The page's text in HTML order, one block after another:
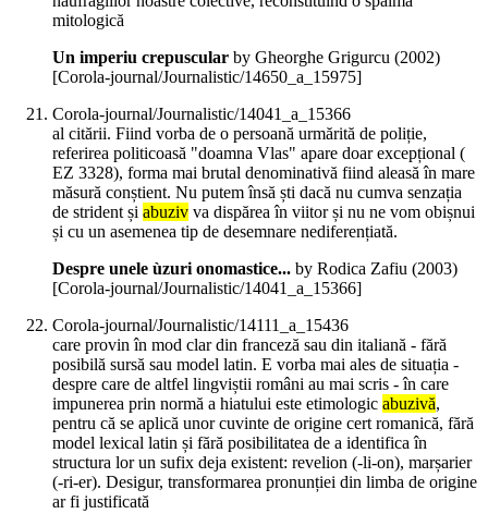
mitologică
Un imperiu crepuscular by Gheorghe Grigurcu (2002)
[Corola-journal/Journalistic/14650_a_15975]
Corola-journal/Journalistic/14041_a_15366
al citării. Fiind vorba de o persoană urmărită de poliție,
referirea politicoasă "doamna Vlas" apare doar excepțional (
EZ 3328), forma mai brutal denominativă fiind aleasă în mare
măsură conștient. Nu putem însă ști dacă nu cumva senzația
de strident și abuziv va dispărea în viitor și nu ne vom obișnui
și cu un asemenea tip de desemnare nediferențiată.
Despre unele ùzuri onomastice... by Rodica Zafiu (2003)
[Corola-journal/Journalistic/14041_a_15366]
Corola-journal/Journalistic/14111_a_15436
care provin în mod clar din franceză sau din italiană - fără
posibilă sursă sau model latin. E vorba mai ales de situația -
despre care de altfel lingviștii români au mai scris - în care
impunerea prin normă a hiatului este etimologic abuzivă,
pentru că se aplică unor cuvinte de origine cert romanică, fără
model lexical latin și fără posibilitatea de a identifica în
structura lor un sufix deja existent: revelion (-li-on), marșarier
(-ri-er). Desigur, transformarea pronunției din limba de origine
ar fi justificată